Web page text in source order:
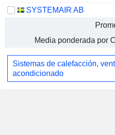
SYSTEMAIR AB
Media ponderada por
Sistemas de calefacción,
acondicionado